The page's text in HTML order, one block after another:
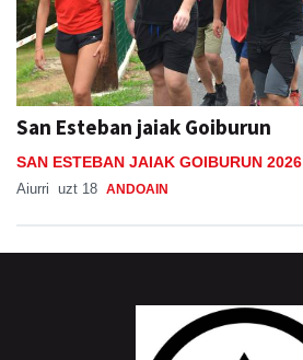
San Esteban jaiak Goiburun
SAN ESTEBAN JAIAK GOIBURUN 2026
Aiurri uzt 18 ANDOAIN